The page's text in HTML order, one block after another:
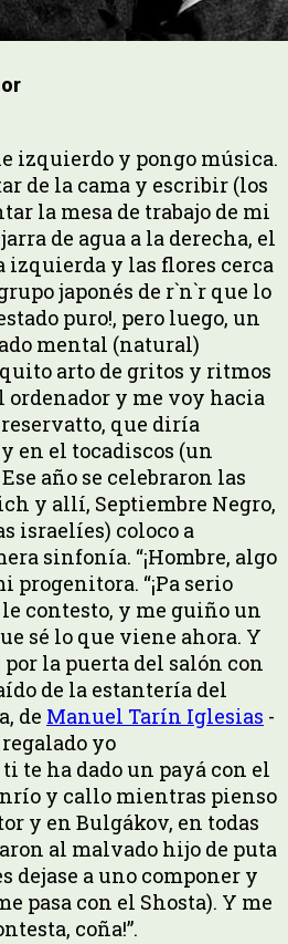
izquierdo y pongo música.
de la cama y escribir (los
la mesa de trabajo de mi
de agua a la derecha, el
izquierda y las flores cerca
japonés de r`n`r que lo
puro!, pero luego, un
mental (natural)
arto de gritos y ritmos
ordenador y me voy hacia
que diría
en el tocadiscos (un
año se celebraron las
y allí, Septiembre Negro,
israelíes) coloco a
sinfonía. “¡Hombre, algo
progenitora. “¡Pa serio
contesto, y me guiño un
sé lo que viene ahora. Y
la puerta del salón con
de la estantería del
de Manuel Tarín Iglesias -
yo
te ha dado un payá con el
y callo mientras pienso
y en Bulgákov, en todas
al malvado hijo de puta
dejase a uno componer y
pasa con el Shosta). Y me
coña!”.